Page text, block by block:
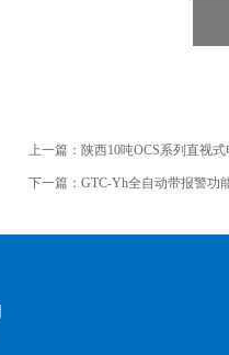
上一篇： 陕西10吨OCS系列直视
下一篇： GTC-Yh全自动带报警功